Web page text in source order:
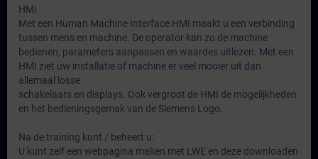
HMI
Met een Human Machine Interface HMI maakt u een verbinding
tussen mens en machine. De operator kan zo de machine
bedienen, parameters aanpassen en waardes uitlezen. Met een
HMI ziet uw installatie of machine er veel mooier uit dan
allemaal losse
schakelaars en displays. Ook vergroot de HMI de mogelijkheden
en het bedieningsgemak van de Siemens Logo.
Na de training kunt / beheert u:
U kunt zelf een webpagina maken met LWE en deze downloaden